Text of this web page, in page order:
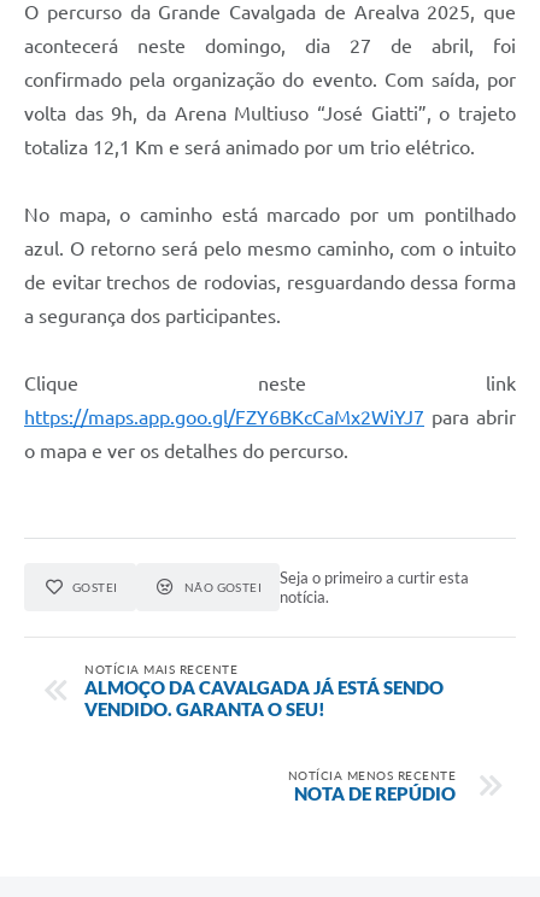
O percurso da Grande Cavalgada de Arealva 2025, que
acontecerá neste domingo, dia 27 de abril, foi
confirmado pela organização do evento. Com saída, por
volta das 9h, da Arena Multiuso “José Giatti”, o trajeto
totaliza 12,1 Km e será animado por um trio elétrico.
No mapa, o caminho está marcado por um pontilhado
azul. O retorno será pelo mesmo caminho, com o intuito
de evitar trechos de rodovias, resguardando dessa forma
a segurança dos participantes.
Clique neste link
https://maps.app.goo.gl/FZY6BKcCaMx2WiYJ7 para abrir
o mapa e ver os detalhes do percurso.
GOSTEI NÃO GOSTEI
Seja o primeiro a curtir esta
notícia.
NOTÍCIA MAIS RECENTE
ALMOÇO DA CAVALGADA JÁ ESTÁ SENDO
VENDIDO. GARANTA O SEU!
NOTÍCIA MENOS RECENTE
NOTA DE REPÚDIO